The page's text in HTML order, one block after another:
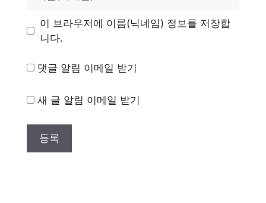
이 브라우저에 이름(닉네임) 정보를 저장합
니다.
댓글 알림 이메일 받기
새 글 알림 이메일 받기